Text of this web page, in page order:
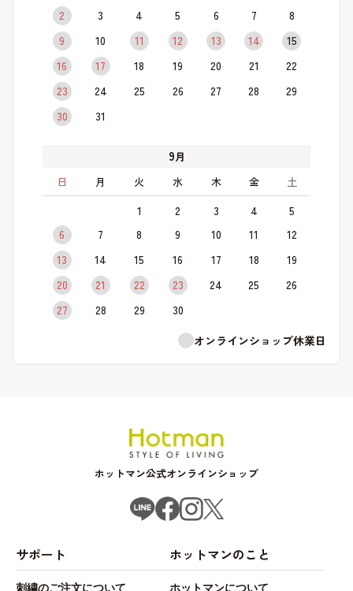
2
3 4 5 6 7
8
9
10 11 12 13 14
15
16
17 18 19 20 21
22
23
24 25 26 27 28
29
30
31
9月
日
月 火 水 木 金 土
1 2 3 4
5
6
7 8 9 10 11
12
13
14 15 16 17 18
19
20
21 22 23 24 25
26
27
28 29
30
オンラインショップ休業日
ホットマン公式オンラインショップ
サポート
刺繍のご注文について
ホットマンのこと
ホットマンについて